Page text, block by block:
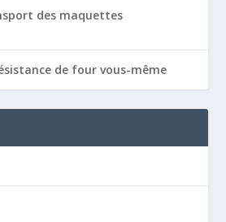
des maquettes
de four vous-même